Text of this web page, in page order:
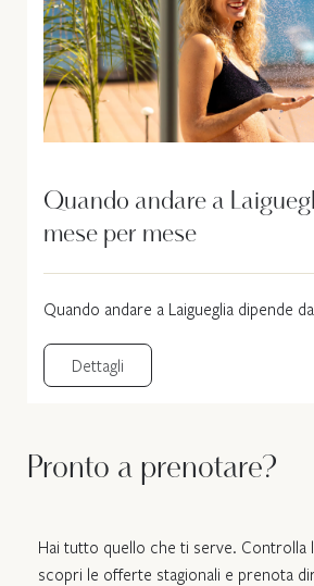
Quando andare a
mese per mese
Quando andare a Laigueglia dipende
Dettagli
Pronto a prenotare?
Hai tutto quello che ti serve. Controlla
scopri le offerte stagionali e prenota